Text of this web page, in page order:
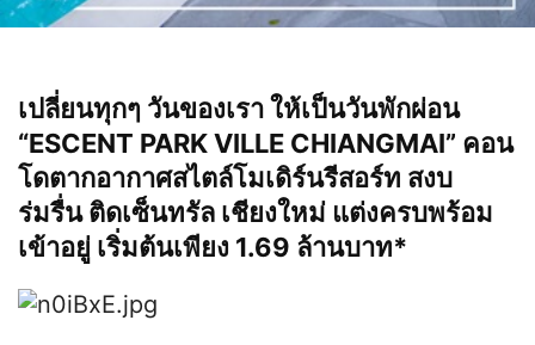
เปลี่ยนทุกๆ วันของเรา ให้เป็นวันพักผ่อน
“ESCENT PARK VILLE CHIANGMAI” คอน
โดตากอากาศสไตล์โมเดิร์นรีสอร์ท สงบ
ร่มรื่น ติดเซ็นทรัล เชียงใหม่ แต่งครบพร้อม
เข้าอยู่ เริ่มต้นเพียง 1.69 ล้านบาท*